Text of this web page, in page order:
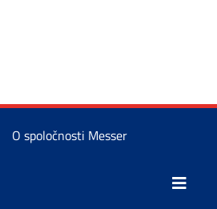
O spoločnosti Messer